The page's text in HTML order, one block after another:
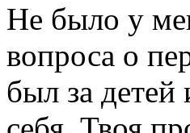
Не было у
вопроса о
был за